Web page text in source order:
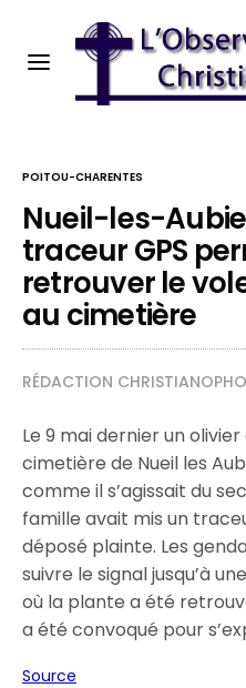
POITOU-CHARENTES
Nueil-les-
traceur GPS
retrouver le
au cimetière
RÉDACTION
Le 9 mai dernier un
cimetière de Nueil les
comme il s’agissait du
famille avait mis un
déposé plainte. Les
suivre le signal jusqu’à
où la plante a été
a été convoqué pour
Source